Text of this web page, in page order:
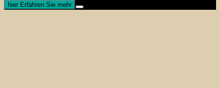
hier Erfahren Sie mehr